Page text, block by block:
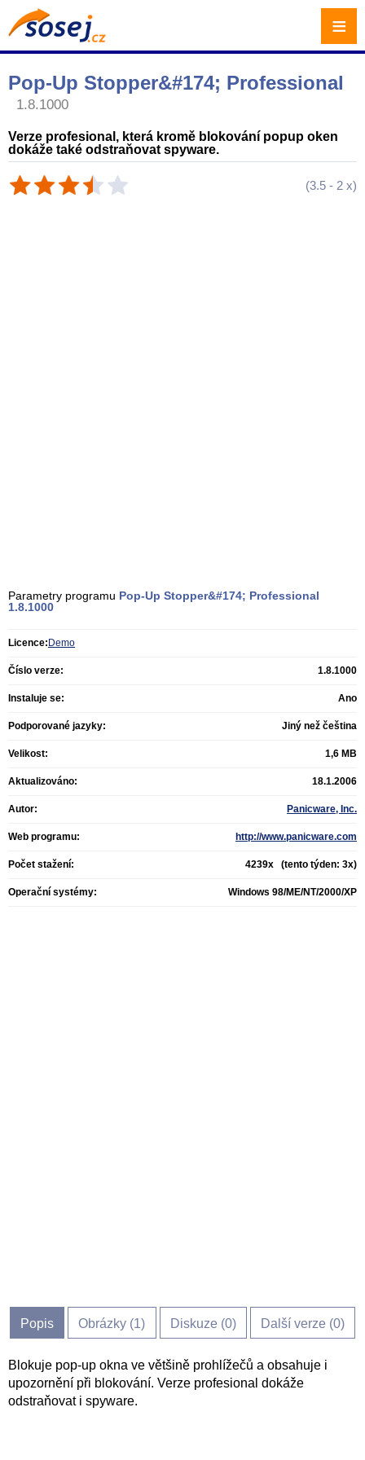
Pop-Up Stopper&#174; Professional
1.8.1000
Verze profesional, která kromě blokování popup oken
dokáže také odstraňovat spyware.
(3.5 - 2 x)
Parametry programu Pop-Up Stopper&#174; Professional
1.8.1000
Licence: Demo
Číslo verze: 1.8.1000
Instaluje se: Ano
Podporované jazyky: Jiný než čeština
Velikost: 1,6 MB
Aktualizováno: 18.1.2006
Autor: Panicware, Inc.
Web programu: http://www.panicware.com
Počet stažení: 4239x (tento týden: 3x)
Operační systémy: Windows 98/ME/NT/2000/XP
Popis Obrázky (1) Diskuze (0) Další verze (0)
Blokuje pop-up okna ve většině prohlížečů a obsahuje i
upozornění při blokování. Verze profesional dokáže
odstraňovat i spyware.
≡